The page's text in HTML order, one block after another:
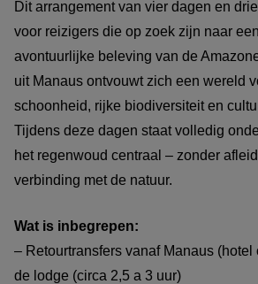
Dit arrangement van vier dagen en
voor reizigers die op zoek zijn naar
avontuurlijke beleving van de
uit Manaus ontvouwt zich een wereld
schoonheid, rijke biodiversiteit en
Tijdens deze dagen staat volledig
het regenwoud centraal – zonder
verbinding met de natuur.
Wat is inbegrepen:
– Retourtransfers vanaf Manaus (hotel
de lodge (circa 2,5 a 3 uur)